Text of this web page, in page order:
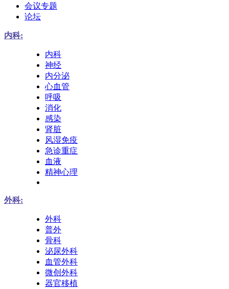
会议专题
论坛
内科:
内科
神经
内分泌
心血管
呼吸
消化
感染
肾脏
风湿免疫
急诊重症
血液
精神心理
外科:
外科
普外
骨科
泌尿外科
血管外科
微创外科
器官移植